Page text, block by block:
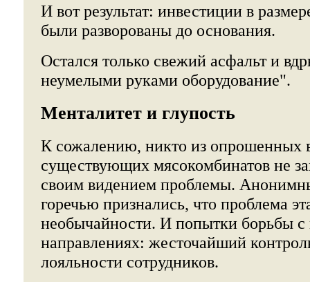
И вот результат: инвестиции в
были разворованы до основания.
Остался только свежий асфальт и
неумелыми руками оборудование".
Менталитет и глупость
К сожалению, никто из опрошенных
существующих мясокомбинатов не
своим видением проблемы.
горечью признались, что проблема
необычайности. И попытки борьбы с
направлениях: жесточайший
лояльности сотрудников.